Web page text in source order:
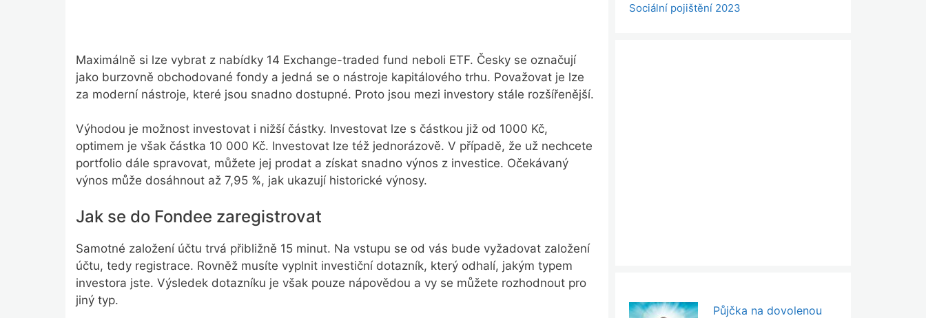
Maximálně si lze vybrat z nabídky 14 Exchange-traded fund neboli ETF. Česky se označují
jako burzovně obchodované fondy a jedná se o nástroje kapitálového trhu. Považovat je lze
za moderní nástroje, které jsou snadno dostupné. Proto jsou mezi investory stále rozšířenější.
Výhodou je možnost investovat i nižší částky. Investovat lze s částkou již od 1000 Kč,
optimem je však částka 10 000 Kč. Investovat lze též jednorázově. V případě, že už nechcete
portfolio dále spravovat, můžete jej prodat a získat snadno výnos z investice. Očekávaný
výnos může dosáhnout až 7,95 %, jak ukazují historické výnosy.
Jak se do Fondee zaregistrovat
Samotné založení účtu trvá přibližně 15 minut. Na vstupu se od vás bude vyžadovat založení
účtu, tedy registrace. Rovněž musíte vyplnit investiční dotazník, který odhalí, jakým typem
investora jste. Výsledek dotazníku je však pouze nápovědou a vy se můžete rozhodnout pro
jiný typ.
Sociální pojištění 2023
Půjčka na dovolenou